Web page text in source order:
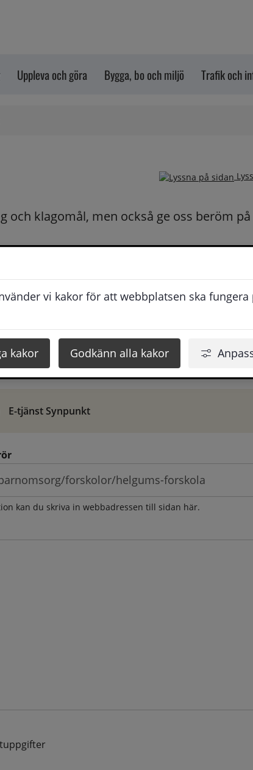
vi kakor för att webbplatsen ska
kakor Godkänn alla kakor
Uppleva och göra Bygga, bo och miljö Trafik och
och klagomål, men också ge oss beröm på
in dem via formuläret nedanför. Vill du att vi ska
kontaktuppgifter. När du skriver in din synpunkt får
att vi ska kunna hjälpa dig bättre.
som möjligt, men svarstiden beror givetvis på
gör du det via e-tjänsten Synpunkt
E-tjänst Synpunkt
kan du skriva in webbadressen till sidan här.